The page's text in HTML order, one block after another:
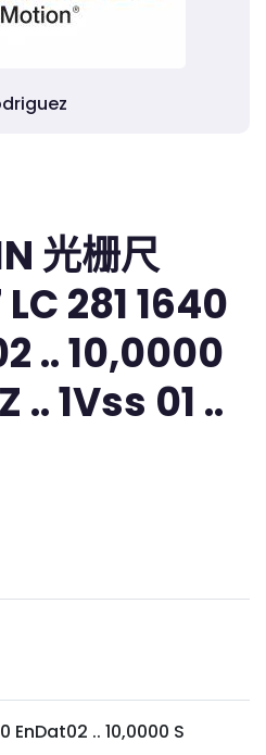
光栅尺
281 1640
.. 10,0000
.. 1Vss 01 ..
EnDat02 .. 10,0000 S